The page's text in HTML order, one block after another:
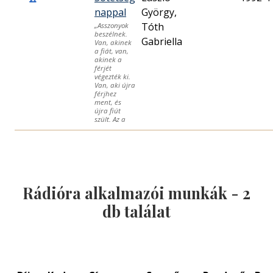
nappal
„Asszonyok
beszélnek.
Van, akinek
a fiát, van,
akinek a
férjét
végezték ki.
Van, aki újra
férjhez
ment, és
újra fiút
szült. Az a
György,
Tóth
Gabriella
Rádióra alkalmazói munkák - 2
db találat